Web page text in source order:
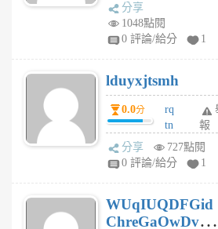
jl
月
前
分享
1048點閱
0 評論/給分
1
lduyxjtsmh
0.0分
rq
tn
jt
gl
個
月
報
分享
727點閱
0 評論/給分
1
WUqIUQDFGid
ChreGaOwDv